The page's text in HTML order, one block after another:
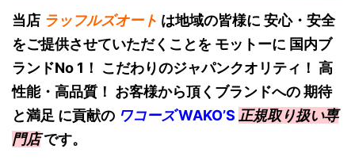
当店 ラッフルズオート は地域の皆様に 安心・安全
をご提供させていただくことを モットーに 国内ブ
ランドNo 1！ こだわりのジャパンクオリティ！ 高
性能・高品質！ お客様から頂くブランドへの 期待
と満足 に貢献の ワコーズWAKO’S 正規取り扱い専
門店です。